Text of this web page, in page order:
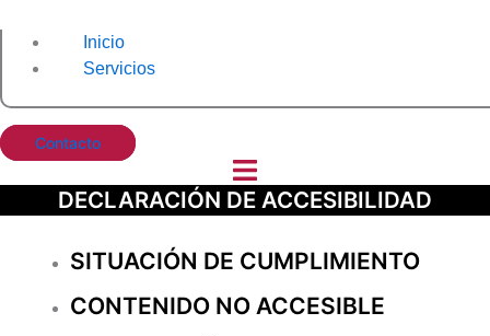
Inicio
Servicios
Contacto
DECLARACIÓN DE ACCESIBILIDAD
SITUACIÓN DE CUMPLIMIENTO
CONTENIDO NO ACCESIBLE